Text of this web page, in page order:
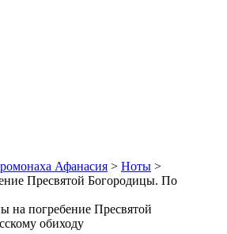
Афанасия > Ноты >
Пресвятой Богородицы. По
на погребение Пресвятой
обиходу